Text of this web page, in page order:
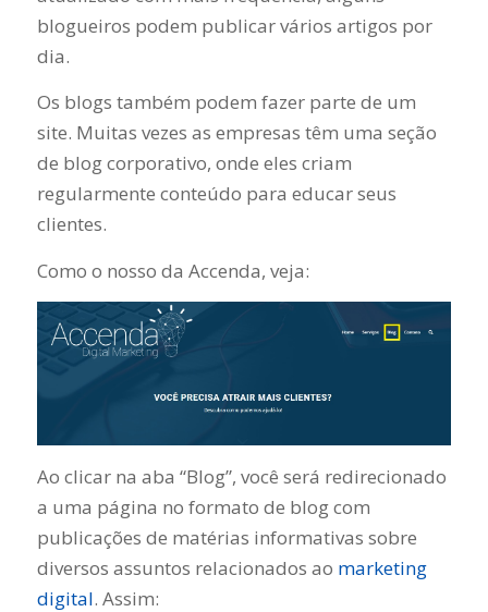
blogueiros podem publicar vários artigos por
dia.
Os blogs também podem fazer parte de um
site. Muitas vezes as empresas têm uma seção
de blog corporativo, onde eles criam
regularmente conteúdo para educar seus
clientes.
Como o nosso da Accenda, veja:
Ao clicar na aba “Blog”, você será redirecionado
a uma página no formato de blog com
publicações de matérias informativas sobre
diversos assuntos relacionados ao marketing
digital. Assim: